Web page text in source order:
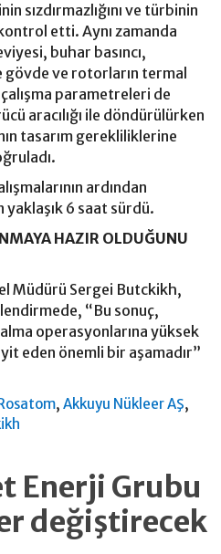
sızdırmazlığını ve türbinin
etti. Aynı zamanda
buhar basıncı,
gövde ve rotorların termal
parametreleri de
aracılığı ile döndürülürken
tasarım gerekliliklerine
ardından
6 saat sürdü.
HAZIR OLDUĞUNU
Müdürü Sergei Butckikh,
“Bu sonuç,
operasyonlarına yüksek
eden önemli bir aşamadır”
,Akkuyu Nükleer AŞ,
Enerji Grubu
değiştirecek